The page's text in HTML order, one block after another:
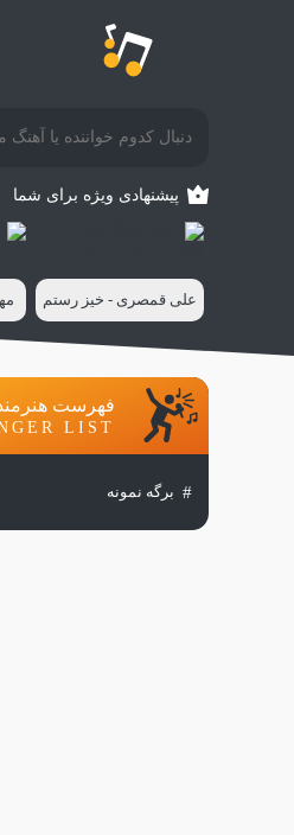
پیشنهادی ویژه برای شما
علی قمصری - خیز رستم
فهرست
LIST
برگه نمونه